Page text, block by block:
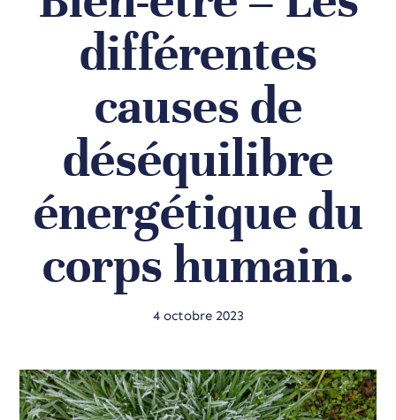
différentes
causes de
déséquilibre
énergétique du
corps humain.
4 octobre 2023